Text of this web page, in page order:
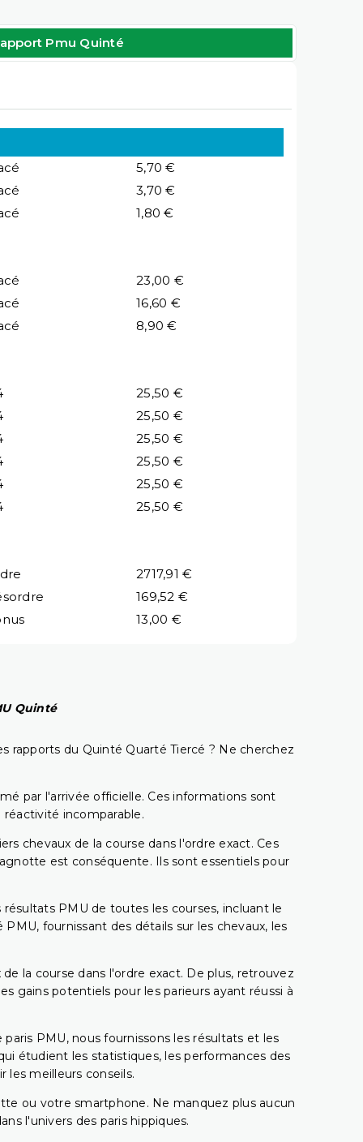
Pmu Quinté
5,70 €
3,70 €
1,80 €
23,00 €
16,60 €
8,90 €
25,50 €
25,50 €
25,50 €
25,50 €
25,50 €
25,50 €
2717,91 €
169,52 €
13,00 €
Quinté
rapports du Quinté Quarté Tiercé ? Ne cherchez
par l'arrivée officielle. Ces informations sont
incomparable.
chevaux de la course dans l'ordre exact. Ces
est conséquente. Ils sont essentiels pour
PMU de toutes les courses, incluant le
fournissant des détails sur les chevaux, les
la course dans l'ordre exact. De plus, retrouvez
gains potentiels pour les parieurs ayant réussi à
PMU, nous fournissons les résultats et les
étudient les statistiques, les performances des
les meilleurs conseils.
ou votre smartphone. Ne manquez plus aucun
l'univers des paris hippiques.